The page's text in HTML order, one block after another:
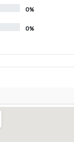
0%
0%